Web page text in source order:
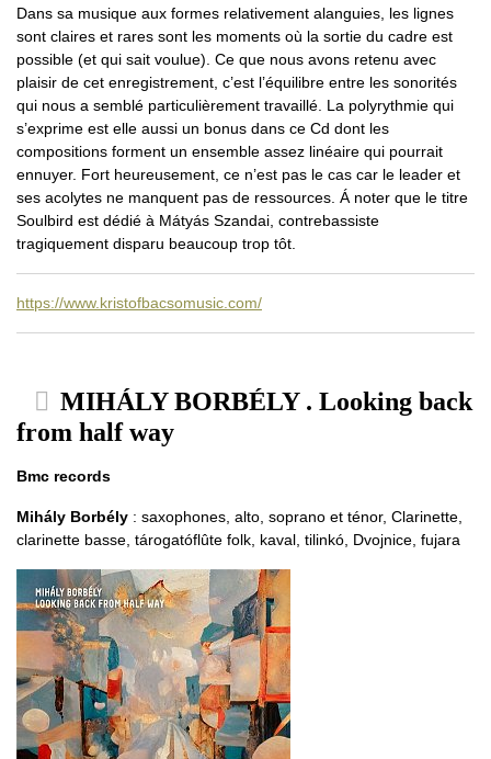
Dans sa musique aux formes relativement alanguies, les lignes
sont claires et rares sont les moments où la sortie du cadre est
possible (et qui sait voulue). Ce que nous avons retenu avec
plaisir de cet enregistrement, c’est l’équilibre entre les sonorités
qui nous a semblé particulièrement travaillé. La polyrythmie qui
s’exprime est elle aussi un bonus dans ce Cd dont les
compositions forment un ensemble assez linéaire qui pourrait
ennuyer. Fort heureusement, ce n’est pas le cas car le leader et
ses acolytes ne manquent pas de ressources. Á noter que le titre
Soulbird est dédié à Mátyás Szandai, contrebassiste
tragiquement disparu beaucoup trop tôt.
https://www.kristofbacsomusic.com/
MIHÁLY BORBÉLY . Looking back
from half way
Bmc records
Mihály Borbély : saxophones, alto, soprano et ténor, Clarinette,
clarinette basse, tárogatóflûte folk, kaval, tilinkó, Dvojnice, fujara